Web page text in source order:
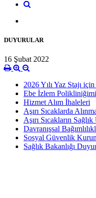
DUYURULAR
16 Şubat 2022
2026 Yılı Yaz Stajı
Ebe İzlem
Hizmet Alım İhaleleri
Aşırı Sıcaklarda
Aşırı Sıcakların
Davranışsal
Sosyal Güvenlik
Sağlık Bakanlığı